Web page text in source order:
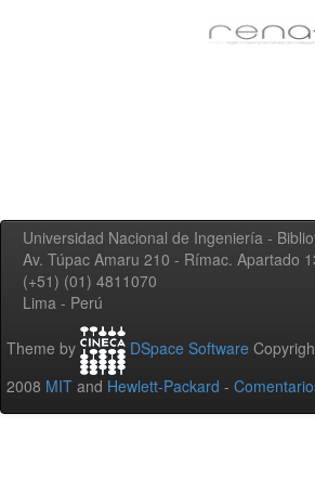
Universidad Nacional de Ingeniería -
Av. Túpac Amaru 210 - Rímac. Apartado
(+51) (01) 4811070
Lima - Perú
Theme by DSpace Software
2008 MIT and Hewlett-Packard -